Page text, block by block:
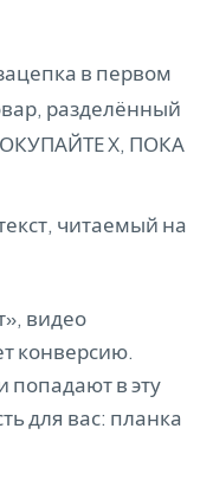
в первом
разделённый
X, ПОКА
читаемый на
видео
конверсию.
попадают в эту
для вас: планка